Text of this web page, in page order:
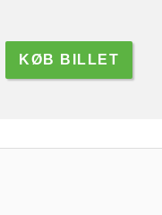
KØB BILLET